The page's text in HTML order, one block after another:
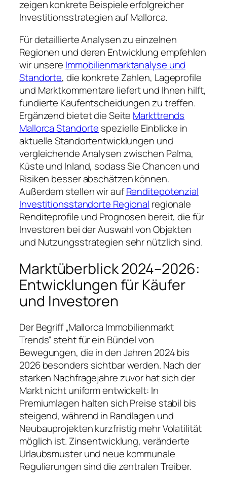
zeigen konkrete Beispiele erfolgreicher
Investitionsstrategien auf Mallorca.
Für detaillierte Analysen zu einzelnen
Regionen und deren Entwicklung empfehlen
wir unsere Immobilienmarktanalyse und
Standorte, die konkrete Zahlen, Lageprofile
und Marktkommentare liefert und Ihnen hilft,
fundierte Kaufentscheidungen zu treffen.
Ergänzend bietet die Seite Markttrends
Mallorca Standorte spezielle Einblicke in
aktuelle Standortentwicklungen und
vergleichende Analysen zwischen Palma,
Küste und Inland, sodass Sie Chancen und
Risiken besser abschätzen können.
Außerdem stellen wir aufRenditepotenzial
Investitionsstandorte Regional regionale
Renditeprofile und Prognosen bereit, die für
Investoren bei der Auswahl von Objekten
und Nutzungsstrategien sehr nützlich sind.
Marktüberblick 2024–2026:
Entwicklungen für Käufer
und Investoren
Der Begriff „Mallorca Immobilienmarkt
Trends“ steht für ein Bündel von
Bewegungen, die in den Jahren 2024 bis
2026 besonders sichtbar werden. Nach der
starken Nachfragejahre zuvor hat sich der
Markt nicht uniform entwickelt: In
Premiumlagen halten sich Preise stabil bis
steigend, während in Randlagen und
Neubauprojekten kurzfristig mehr Volatilität
möglich ist. Zinsentwicklung, veränderte
Urlaubsmuster und neue kommunale
Regulierungen sind die zentralen Treiber.